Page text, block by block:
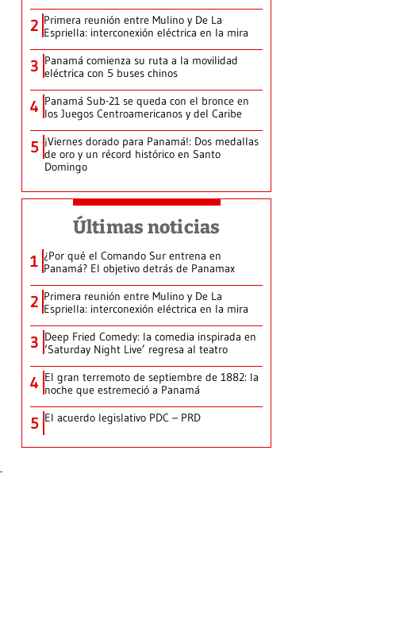
2 Primera reunión entre Mulino y De La
Espriella: interconexión eléctrica en la mira
3 Panamá comienza su ruta a la movilidad
eléctrica con 5 buses chinos
4 Panamá Sub-21 se queda con el bronce en
los Juegos Centroamericanos y del Caribe
5 ¡Viernes dorado para Panamá!: Dos medallas
de oro y un récord histórico en Santo
Domingo
Últimas noticias
1 ¿Por qué el Comando Sur entrena en
Panamá? El objetivo detrás de Panamax
2 Primera reunión entre Mulino y De La
Espriella: interconexión eléctrica en la mira
3 Deep Fried Comedy: la comedia inspirada en
‘Saturday Night Live’ regresa al teatro
4 El gran terremoto de septiembre de 1882: la
noche que estremeció a Panamá
5 El acuerdo legislativo PDC – PRD